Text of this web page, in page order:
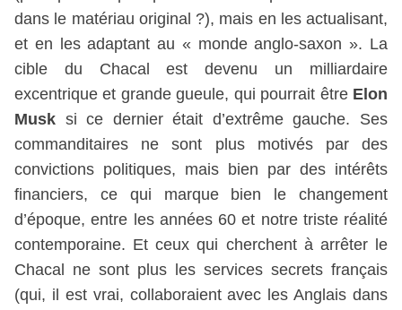
dans le matériau original ?), mais en les actualisant,
et en les adaptant au « monde anglo-saxon ». La
cible du Chacal est devenu un milliardaire
excentrique et grande gueule, qui pourrait être Elon
Musk si ce dernier était d’extrême gauche. Ses
commanditaires ne sont plus motivés par des
convictions politiques, mais bien par des intérêts
financiers, ce qui marque bien le changement
d’époque, entre les années 60 et notre triste réalité
contemporaine. Et ceux qui cherchent à arrêter le
Chacal ne sont plus les services secrets français
(qui, il est vrai, collaboraient avec les Anglais dans